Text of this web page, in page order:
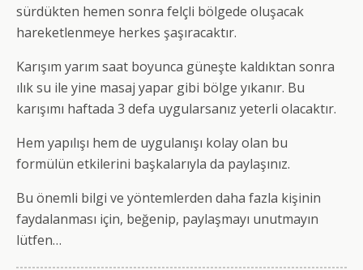
sürdükten hemen sonra felçli bölgede oluşacak
hareketlenmeye herkes şaşıracaktır.
Karışım yarım saat boyunca güneşte kaldıktan sonra
ılık su ile yine masaj yapar gibi bölge yıkanır. Bu
karışımı haftada 3 defa uygularsanız yeterli olacaktır.
Hem yapılışı hem de uygulanışı kolay olan bu
formülün etkilerini başkalarıyla da paylaşınız.
Bu önemli bilgi ve yöntemlerden daha fazla kişinin
faydalanması için, beğenip, paylaşmayı unutmayın
lütfen…